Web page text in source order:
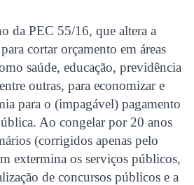
da PEC 55/16, que altera a
cortar orçamento em áreas
saúde, educação, previdência
outras, para economizar e
para o (impagável) pagamento
Ao congelar por 20 anos
(corrigidos apenas pelo
extermina os serviços públicos,
de concursos públicos e a